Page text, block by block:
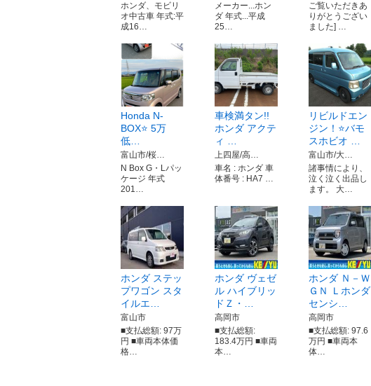
ホンダ、モビリ
オ中古車 年式:平
成16…
メーカー...ホン
ダ 年式...平成
25…
ご覧いただきあ
りがとうござい
ました] …
Honda N-
BOX⭐️ 5万
低…
富山市/桜…
N Box G・Lパッ
ケージ 年式
201…
車検満タン!!
ホンダ アクテ
ィ …
上四屋/高…
車名 : ホンダ 車
体番号 : HA7 …
リビルドエン
ジン！⭐バモ
スホビオ …
富山市/大…
諸事情により、
泣く泣く出品し
ます。 大…
ホンダ ステッ
プワゴン スタ
イルエ…
富山市
■支払総額: 97万
円 ■車両本体価
格…
ホンダ ヴェゼ
ル ハイブリッ
ドＺ・…
高岡市
■支払総額:
183.4万円 ■車両
本…
ホンダ Ｎ－Ｗ
ＧＮ Ｌホンダ
センシ…
高岡市
■支払総額: 97.6
万円 ■車両本
体…